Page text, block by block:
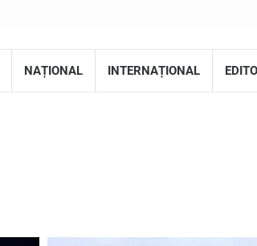
NAȚIONAL INTERNAȚIONAL